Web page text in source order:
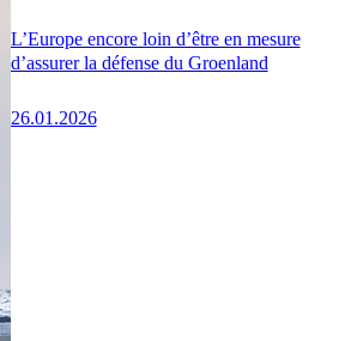
L’Europe encore loin d’être en mesure
d’assurer la défense du Groenland
26.01.2026